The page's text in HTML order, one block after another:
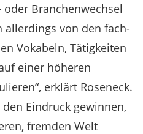
oder Branchenwechsel
allerdings von den fach-
Vokabeln, Tätigkeiten
einer höheren
erklärt Roseneck.
Eindruck gewinnen,
fremden Welt